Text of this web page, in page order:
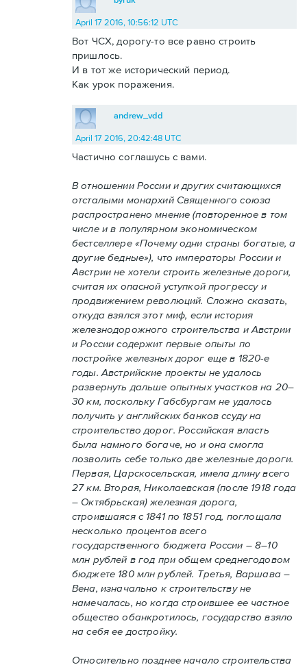
April 17 2016, 10:56:12 UTC
Вот ЧСХ, дорогу-то все равно строить
пришлось.
И в тот же исторический период.
Как урок поражения.
andrew_vdd
April 17 2016, 20:42:48 UTC
Частично соглашусь с вами.
В отношении России и других считающихся
отсталыми монархий Священного союза
распространено мнение (повторенное в том
числе и в популярном экономическом
бестселлере «Почему одни страны богатые, а
другие бедные»), что императоры России и
Австрии не хотели строить железные дороги,
считая их опасной уступкой прогрессу и
продвижением революций. Сложно сказать,
откуда взялся этот миф, если история
железнодорожного строительства и Австрии
и России содержит первые опыты по
постройке железных дорог еще в 1820-е
годы. Австрийские проекты не удалось
развернуть дальше опытных участков на 20–
30 км, поскольку Габсбургам не удалось
получить у английских банков ссуду на
строительство дорог. Российская власть
была намного богаче, но и она смогла
позволить себе только две железные дороги.
Первая, Царскосельская, имела длину всего
27 км. Вторая, Николаевская (после 1918 года
– Октябрьская) железная дорога,
строившаяся с 1841 по 1851 год, поглощала
несколько процентов всего
государственного бюджета России – 8–10
млн рублей в год при общем среднегодовом
бюджете 180 млн рублей. Третья, Варшава –
Вена, изначально к строительству не
намечалась, но когда строившее ее частное
общество обанкротилось, государство взяло
на себя ее достройку.
Относительно позднее начало строительства